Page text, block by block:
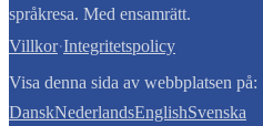
språkresa. Med ensamrätt.
Villkor·Integritetspolicy
Visa denna sida av webbplatsen på:
DanskNederlandsEnglishSvenska